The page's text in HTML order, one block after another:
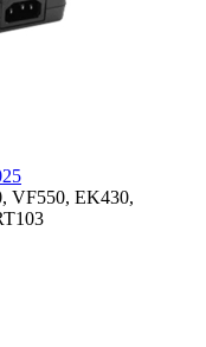
VF550, EK430,